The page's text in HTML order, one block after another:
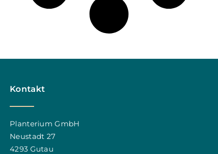
Kontakt
Planterium GmbH
Neustadt 27
4293 Gutau